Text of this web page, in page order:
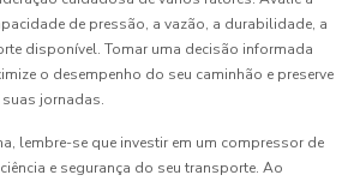
de pressão, a vazão, a durabilidade, a
disponível. Tomar uma decisão informada
o desempenho do seu caminhão e preserve
jornadas.
lembre-se que investir em um compressor de
e segurança do seu transporte. Ao